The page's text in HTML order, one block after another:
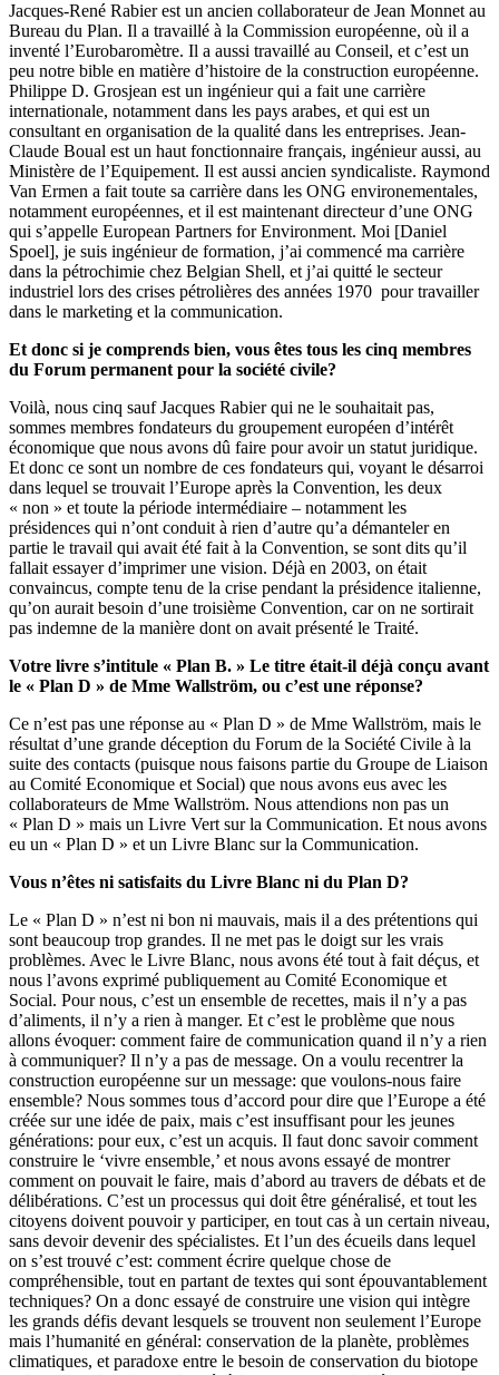
Jacques-René Rabier est un ancien collaborateur de Jean Monnet au
Bureau du Plan. Il a travaillé à la Commission européenne, où il a
inventé l’Eurobaromètre. Il a aussi travaillé au Conseil, et c’est un
peu notre bible en matière d’histoire de la construction européenne.
Philippe D. Grosjean est un ingénieur qui a fait une carrière
internationale, notamment dans les pays arabes, et qui est un
consultant en organisation de la qualité dans les entreprises. Jean-
Claude Boual est un haut fonctionnaire français, ingénieur aussi, au
Ministère de l’Equipement. Il est aussi ancien syndicaliste. Raymond
Van Ermen a fait toute sa carrière dans les ONG environementales,
notamment européennes, et il est maintenant directeur d’une ONG
qui s’appelle European Partners for Environment. Moi [Daniel
Spoel], je suis ingénieur de formation, j’ai commencé ma carrière
dans la pétrochimie chez Belgian Shell, et j’ai quitté le secteur
industriel lors des crises pétrolières des années 1970 pour travailler
dans le marketing et la communication.
Et donc si je comprends bien, vous êtes tous les cinq membres
du Forum permanent pour la société civile?
Voilà, nous cinq sauf Jacques Rabier qui ne le souhaitait pas,
sommes membres fondateurs du groupement européen d’intérêt
économique que nous avons dû faire pour avoir un statut juridique.
Et donc ce sont un nombre de ces fondateurs qui, voyant le désarroi
dans lequel se trouvait l’Europe après la Convention, les deux
« non » et toute la période intermédiaire – notamment les
présidences qui n’ont conduit à rien d’autre qu’a démanteler en
partie le travail qui avait été fait à la Convention, se sont dits qu’il
fallait essayer d’imprimer une vision. Déjà en 2003, on était
convaincus, compte tenu de la crise pendant la présidence italienne,
qu’on aurait besoin d’une troisième Convention, car on ne sortirait
pas indemne de la manière dont on avait présenté le Traité.
Votre livre s’intitule « Plan B. » Le titre était-il déjà conçu avant
le « Plan D » de Mme Wallström, ou c’est une réponse?
Ce n’est pas une réponse au « Plan D » de Mme Wallström, mais le
résultat d’une grande déception du Forum de la Société Civile à la
suite des contacts (puisque nous faisons partie du Groupe de Liaison
au Comité Economique et Social) que nous avons eus avec les
collaborateurs de Mme Wallström. Nous attendions non pas un
« Plan D » mais un Livre Vert sur la Communication. Et nous avons
eu un « Plan D » et un Livre Blanc sur la Communication.
Vous n’êtes ni satisfaits du Livre Blanc ni du Plan D?
Le « Plan D » n’est ni bon ni mauvais, mais il a des prétentions qui
sont beaucoup trop grandes. Il ne met pas le doigt sur les vrais
problèmes. Avec le Livre Blanc, nous avons été tout à fait déçus, et
nous l’avons exprimé publiquement au Comité Economique et
Social. Pour nous, c’est un ensemble de recettes, mais il n’y a pas
d’aliments, il n’y a rien à manger. Et c’est le problème que nous
allons évoquer: comment faire de communication quand il n’y a rien
à communiquer? Il n’y a pas de message. On a voulu recentrer la
construction européenne sur un message: que voulons-nous faire
ensemble? Nous sommes tous d’accord pour dire que l’Europe a été
créée sur une idée de paix, mais c’est insuffisant pour les jeunes
générations: pour eux, c’est un acquis. Il faut donc savoir comment
construire le ‘vivre ensemble,’ et nous avons essayé de montrer
comment on pouvait le faire, mais d’abord au travers de débats et de
délibérations. C’est un processus qui doit être généralisé, et tout les
citoyens doivent pouvoir y participer, en tout cas à un certain niveau,
sans devoir devenir des spécialistes. Et l’un des écueils dans lequel
on s’est trouvé c’est: comment écrire quelque chose de
compréhensible, tout en partant de textes qui sont épouvantablement
techniques? On a donc essayé de construire une vision qui intègre
les grands défis devant lesquels se trouvent non seulement l’Europe
mais l’humanité en général: conservation de la planète, problèmes
climatiques, et paradoxe entre le besoin de conservation du biotope